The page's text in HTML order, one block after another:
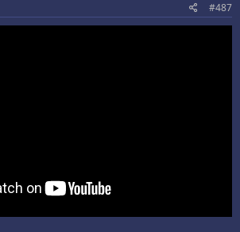
#487